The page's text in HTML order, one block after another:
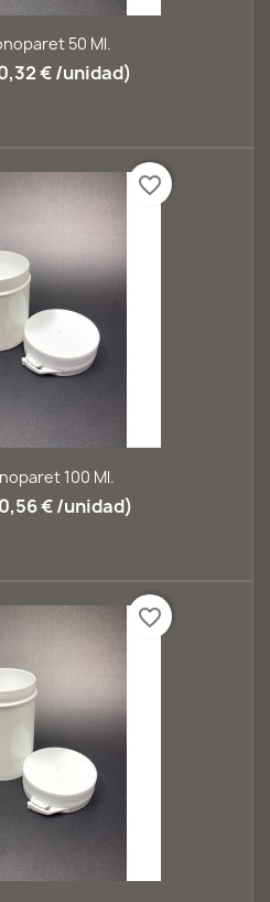
50 Ml.
€ /unidad)
100 Ml.
€ /unidad)
favorite_border
favorite_border